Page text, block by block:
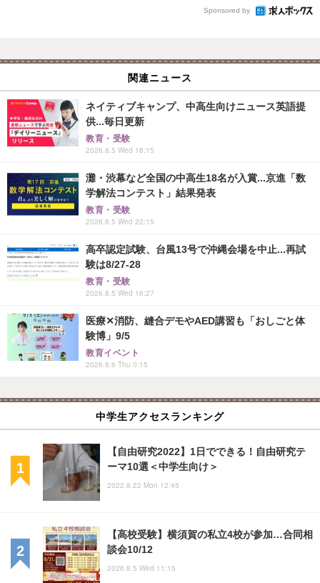
Sponsored by
関連ニュース
ネイティブキャンプ、中高生向けニュース英語提
供...毎日更新
教育・受験
2026.8.5 Wed 18:15
灘・渋幕など全国の中高生18名が入賞...京進「数
学解法コンテスト」結果発表
教育・受験
2026.8.5 Wed 22:15
高卒認定試験、台風13号で沖縄会場を中止...再試
験は8/27-28
教育・受験
2026.8.5 Wed 16:27
医療✕消防、縫合デモやAED講習も「おしごと体
験博」9/5
教育イベント
2026.8.6 Thu 0:15
中学生アクセスランキング
【自由研究2022】1日でできる！自由研究テ
ーマ10選＜中学生向け＞
2022.8.22 Mon 12:45
【高校受験】横須賀の私立4校が参加…合同相
談会10/12
2026.8.5 Wed 11:15